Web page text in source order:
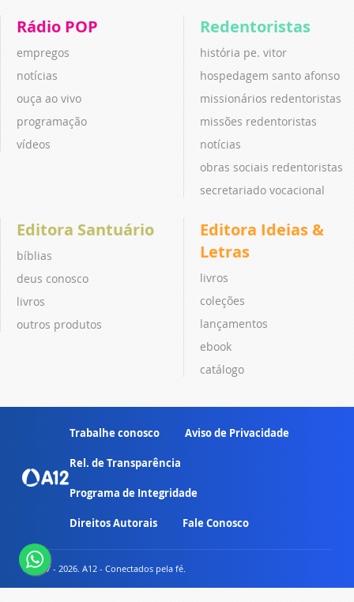
Rádio POP
empregos
notícias
ouça ao vivo
programação
vídeos
Redentoristas
história pe. vitor
hospedagem santo afonso
missionários redentoristas
missões redentoristas
notícias
obras sociais redentoristas
secretariado vocacional
Editora Santuário
bíblias
deus conosco
livros
outros produtos
Editora Ideias &
Letras
livros
coleções
lançamentos
ebook
catálogo
Trabalhe conosco Aviso de Privacidade
Rel. de Transparência
Programa de Integridade
Direitos Autorais Fale Conosco
© 2007 - 2026. A12 - Conectados pela fé.